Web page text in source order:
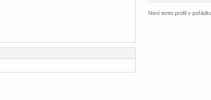
Není tento profil v